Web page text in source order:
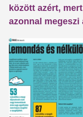
között azért,
azonnal megeszi